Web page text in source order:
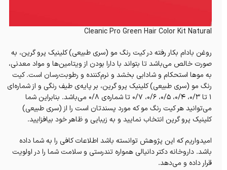
Cleanic Pro Green Hair Color Kit Natural
روغن بادام بکار رفته در کیت رنگ مو (سری طبیعی) کلینیک پرو گرین، به
صورت خالص می‌باشد تا بتواند با دارا بودن از ویتامین‌ها و مواد معدنی،
به موها استحکام و شادابی بخشد و نرم‌کننده و رطوبت‌رسان است. کیت
رنگ مو (سری طبیعی) کلینیک پرو گرین، بر پایه‌ی طیف رنگی و از شماره‌ای
۱ تا ۰/۳، ۰/۴، ۰/۵، ۰/۶، ۰/۷ تا شماره‌ی ۰/۸ می‌باشد‌. بنابراین شما
می‌توانید هر کیت رنگ مو که مورد پسندتان است را از (سری طبیعی)
کلینیک پرو گرین انتخاب نمایید و به زیبایی‌ و ظاهر خود بیافزایید.
امیدواریم که این پژوهش توانسته باشد اطلاعات کافی را به شما داده
باشد. داروخانه دکتر دانیالی همواره تندرستی و سلامت شما را در اولویت
قرار داده و می‌دهد.